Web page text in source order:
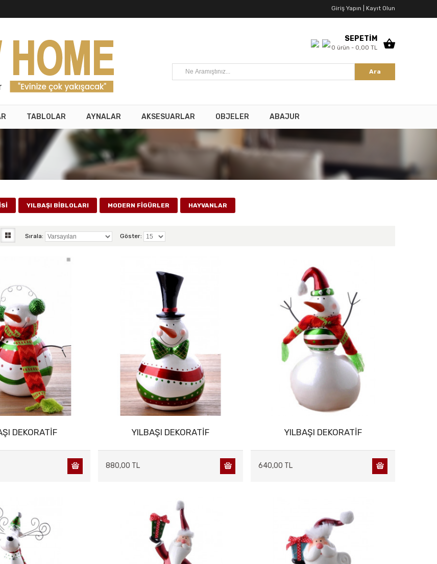
Giriş Yapın | Kayıt Olun
SEPETİM
0 ürün - 0,00 TL
Ara
TABLOLAR AYNALAR AKSESUARLAR OBJELER ABAJUR
YILBAŞI BİBLOLARI MODERN FİGÜRLER HAYVANLAR
Sırala: Göster:
DEKORATİF YILBAŞI DEKORATİF
880,00 TL
YILBAŞI DEKORATİF
640,00 TL